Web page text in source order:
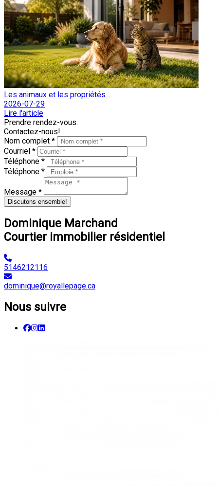
Les animaux et les propriétés ...
2026-07-29
Lire l'article
Prendre rendez-vous.
Contactez-nous!
Nom complet *
Courriel *
Téléphone *
Téléphone *
Message *
Discutons ensemble!
Dominique Marchand
Courtier immobilier résidentiel
5146212116
dominique@royallepage.ca
Nous suivre